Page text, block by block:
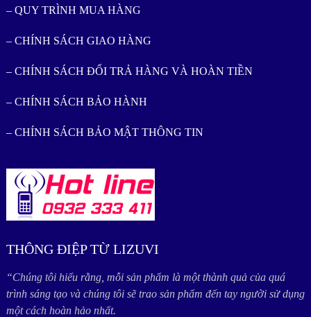
– QUY TRÌNH MUA HÀNG
– CHÍNH SÁCH GIAO HÀNG
– CHÍNH SÁCH ĐỔI TRẢ HÀNG VÀ HOÀN TIỀN
– CHÍNH SÁCH BẢO HÀNH
– CHÍNH SÁCH BẢO MẬT THÔNG TIN
THÔNG ĐIỆP TỪ LIZUVI
“Chúng tôi hiểu rằng, mỗi sản phẩm là một thành quả của quá
trình sáng tạo và chúng tôi sẽ trao sản phẩm đến tay người sử dụng
một cách hoàn hảo nhất.